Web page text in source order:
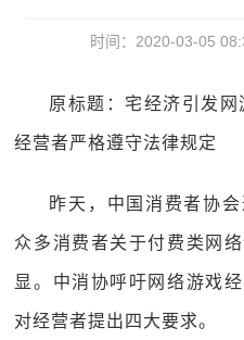
时间：2020-03-05
原标题：宅经济引发
经营者严格遵守法律规定
昨天，中国消费者协
众多消费者关于付费类网
显。中消协呼吁网络游戏
对经营者提出四大要求。